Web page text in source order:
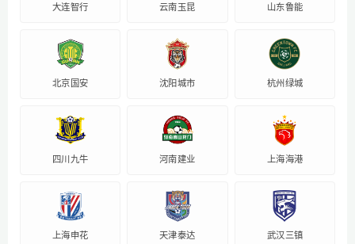
大连智行 云南玉昆 山东鲁能
北京国安 沈阳城市 杭州绿城
四川九牛 河南建业 上海海港
上海申花 天津泰达 武汉三镇